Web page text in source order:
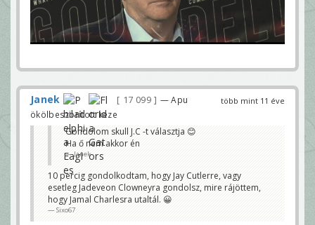
több mint 11 éve
Janek 17 099
— Apu
ökölbeszorított keze
Gondolom skull J.C -t választja 😊
Ha ő nem akkor én
Janek
10 percig gondolkodtam, hogy Jay Cutlerre, vagy
esetleg Jadeveon Clowneyra gondolsz, mire rájöttem,
hogy Jamal Charlesra utaltál. 😀
Sixo67